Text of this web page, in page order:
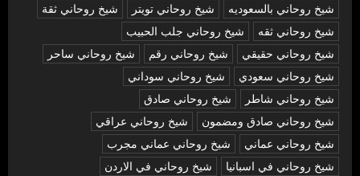
شيخ روحاني بالسعوديه
شيخ روحاني تويتر
شيخ روحاني ثقة
شيخ روحاني ثقه
شيخ روحاني جلب الحبيب
شيخ روحاني حقيقي
شيخ روحاني رقم
شيخ روحاني ساحر
شيخ روحاني سعودي
شيخ روحاني سوداني
شيخ روحاني شاطر
شيخ روحاني صادق
شيخ روحاني صادق ومضمون
شيخ روحاني عراقي
شيخ روحاني عماني
شيخ روحاني عماني مجرب
شيخ روحاني في اسبانيا
شيخ روحاني في الاردن